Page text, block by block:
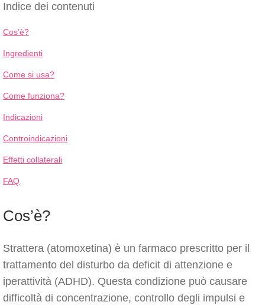
Indice dei contenuti
Cos’è?
Ingredienti
Come si usa?
Come funziona?
Indicazioni
Controindicazioni
Effetti collaterali
FAQ
Cos’è?
Strattera (atomoxetina) è un farmaco prescritto per il
trattamento del disturbo da deficit di attenzione e
iperattività (ADHD). Questa condizione può causare
difficoltà di concentrazione, controllo degli impulsi e